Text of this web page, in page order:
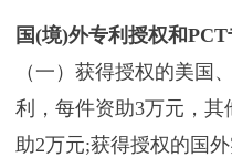
国(境)外专利授权和
（一）获得授权的美国
利，每件资助3万元，
助2万元;获得授权的国